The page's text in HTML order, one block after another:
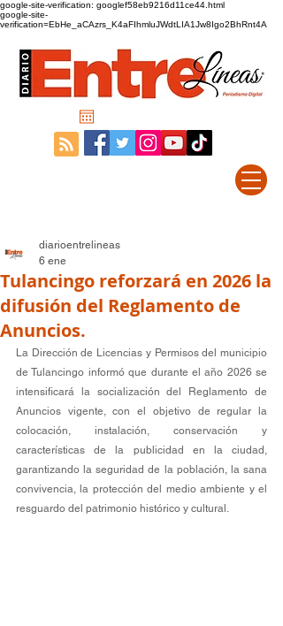
google-site-verification: googlef58eb9216d11ce44.html
google-site-
verification=EbHe_aCAzrs_K4aFIhmluJWdtLIA1Jw8Igo2BhRnt4A
Tulancingo reforzará en 2026 la
difusión del Reglamento de
Anuncios.
diarioentrelineas
6 ene
La Dirección de Licencias y Permisos del municipio
de Tulancingo informó que durante el año 2026 se
intensificará la socialización del Reglamento de
Anuncios vigente, con el objetivo de regular la
colocación, instalación, conservación y
características de la publicidad en la ciudad,
garantizando la seguridad de la población, la sana
convivencia, la protección del medio ambiente y el
resguardo del patrimonio histórico y cultural.